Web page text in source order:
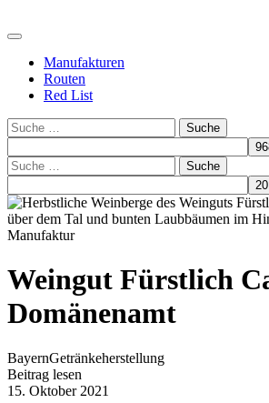
Manufakturen
Routen
Red List
Suche
Suche
Manufaktur
Weingut Fürstlich
Domänenamt
BayernGetränkeherstellung
Beitrag lesen
15. Oktober 2021